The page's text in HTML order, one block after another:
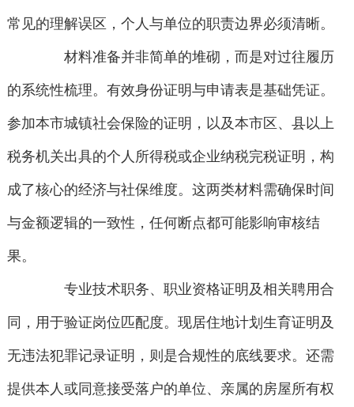
常见的理解误区，个人与单位的职责边界必须清晰。
材料准备并非简单的堆砌，而是对过往履历
的系统性梳理。有效身份证明与申请表是基础凭证。
参加本市城镇社会保险的证明，以及本市区、县以上
税务机关出具的个人所得税或企业纳税完税证明，构
成了核心的经济与社保维度。这两类材料需确保时间
与金额逻辑的一致性，任何断点都可能影响审核结
果。
专业技术职务、职业资格证明及相关聘用合
同，用于验证岗位匹配度。现居住地计划生育证明及
无违法犯罪记录证明，则是合规性的底线要求。还需
提供本人或同意接受落户的单位、亲属的房屋所有权